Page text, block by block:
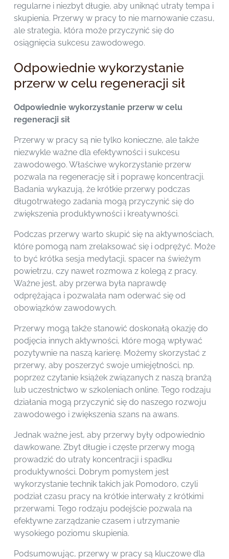
regularne i niezbyt długie, aby uniknąć utraty tempa i
skupienia. Przerwy w pracy to nie marnowanie czasu,
ale strategia, która może przyczynić się do
osiągnięcia sukcesu zawodowego.
Odpowiednie wykorzystanie
przerw w celu regeneracji sił
Odpowiednie wykorzystanie przerw w celu
regeneracji sił
Przerwy w pracy są nie tylko konieczne, ale także
niezwykle ważne dla efektywności i sukcesu
zawodowego. Właściwe wykorzystanie przerw
pozwala na regenerację sił i poprawę koncentracji.
Badania wykazują, że krótkie przerwy podczas
długotrwałego zadania mogą przyczynić się do
zwiększenia produktywności i kreatywności.
Podczas przerwy warto skupić się na aktywnościach,
które pomogą nam zrelaksować się i odprężyć. Może
to być krótka sesja medytacji, spacer na świeżym
powietrzu, czy nawet rozmowa z kolegą z pracy.
Ważne jest, aby przerwa była naprawdę
odprężająca i pozwalała nam oderwać się od
obowiązków zawodowych.
Przerwy mogą także stanowić doskonałą okazję do
podjęcia innych aktywności, które mogą wpływać
pozytywnie na naszą karierę. Możemy skorzystać z
przerwy, aby poszerzyć swoje umiejętności, np.
poprzez czytanie książek związanych z naszą branżą
lub uczestnictwo w szkoleniach online. Tego rodzaju
działania mogą przyczynić się do naszego rozwoju
zawodowego i zwiększenia szans na awans.
Jednak ważne jest, aby przerwy były odpowiednio
dawkowane. Zbyt długie i częste przerwy mogą
prowadzić do utraty koncentracji i spadku
produktywności. Dobrym pomysłem jest
wykorzystanie technik takich jak Pomodoro, czyli
podział czasu pracy na krótkie interwały z krótkimi
przerwami. Tego rodzaju podejście pozwala na
efektywne zarządzanie czasem i utrzymanie
wysokiego poziomu skupienia.
Podsumowując, przerwy w pracy są kluczowe dla